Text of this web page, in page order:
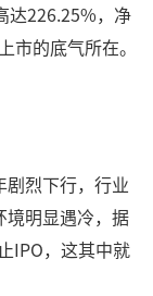
达226.25%，净
的底气所在。
烈下行，行业
境明显遇冷，据
IPO，这其中就